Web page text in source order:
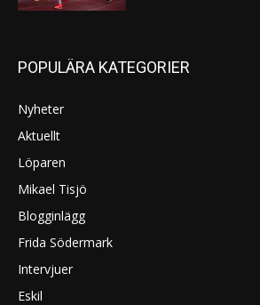
POPULÄRA KATEGORIER
Nyheter
Aktuellt
Löparen
Mikael Tisjö
Blogginlägg
Frida Södermark
Intervjuer
Eskil